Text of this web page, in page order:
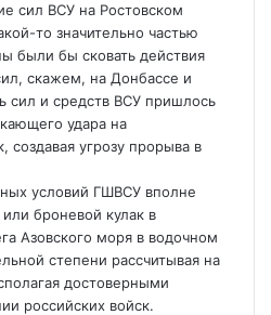
сил ВСУ на Ростовском
то значительно частью
были бы сковать действия
скажем, на Донбассе и
сил и средств ВСУ пришлось
удара на
угрозу прорыва в
условий ГШВСУ вполне
броневой кулак в
Азовского моря в водочном
степени рассчитывая на
достоверными
российских войск.